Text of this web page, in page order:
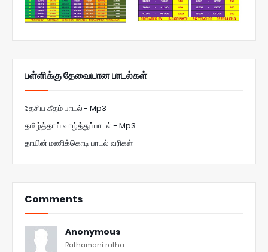
பள்ளிக்கு தேவையான பாடல்கள்
தேசிய கீதம் பாடல் - Mp3
தமிழ்த்தாய் வாழ்த்துப்பாடல் - Mp3
தாயின் மணிக்கொடி பாடல் வரிகள்
Comments
Anonymous
Rathamani ratha